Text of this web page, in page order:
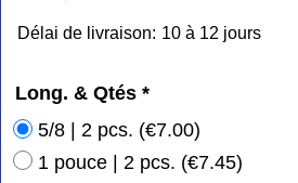
Délai de livraison: 10 à 12 jours
Long. & Qtés *
5/8 | 2 pcs. (€7.00)
1 pouce | 2 pcs. (€7.45)